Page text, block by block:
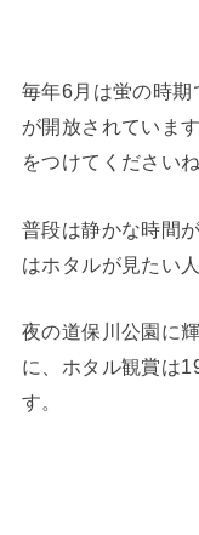
毎年6月は蛍の時期
が開放されていま
をつけてくださいね
普段は静かな時間
はホタルが見たい
夜の道保川公園に
に、ホタル観賞は
す。